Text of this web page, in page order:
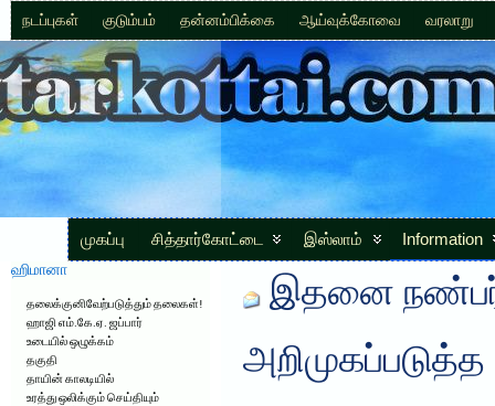
நடப்புகள் குடும்பம் தன்னம்பிக்கை ஆய்வுக்கோவை வரலாறு
முகப்பு சித்தார்கோட்டை இஸ்லாம் Information
ஹிமானா
தலைக்குனிவேற்படுத்தும் தலைகள்!
ஹாஜி எம்.கே.ஏ. ஜப்பார்
உடையில் ஒழுக்கம்
தகுதி
தாயின் காலடியில்
உரத்து ஒலிக்கும் செய்தியும்
இதனை
அறிமுகப்படுத்த